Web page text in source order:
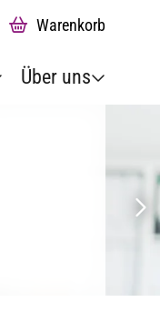
Warenkorb
Über uns